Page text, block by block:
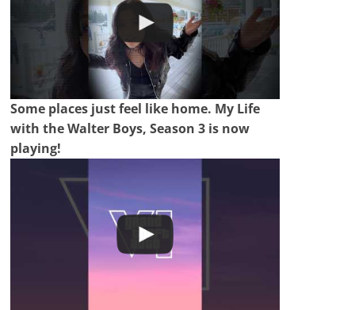
Some places just feel like home. My Life
with the Walter Boys, Season 3 is now
playing!